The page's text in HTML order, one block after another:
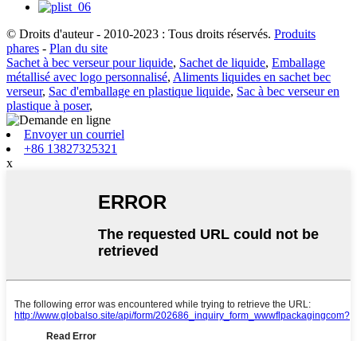
© Droits d'auteur - 2010-2023 : Tous droits réservés. Produits
phares - Plan du site
Sachet à bec verseur pour liquide, Sachet de liquide, Emballage
métallisé avec logo personnalisé, Aliments liquides en sachet bec
verseur, Sac d'emballage en plastique liquide, Sac à bec verseur en
plastique à poser,
Envoyer un courriel
+86 13827325321
x